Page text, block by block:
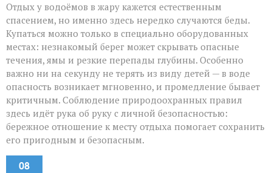
Отдых у водоёмов в жару кажется естественным
спасением, но именно здесь нередко случаются беды.
Купаться можно только в специально оборудованных
местах: незнакомый берег может скрывать опасные
течения, ямы и резкие перепады глубины. Особенно
важно ни на секунду не терять из виду детей — в воде
опасность возникает мгновенно, и промедление бывает
критичным. Соблюдение природоохранных правил
здесь идёт рука об руку с личной безопасностью:
бережное отношение к месту отдыха помогает сохранить
его пригодным и безопасным.
08